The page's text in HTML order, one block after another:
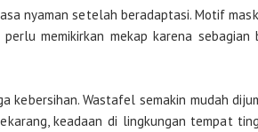
nyaman setelah beradaptasi. Motif
memikirkan mekap karena sebagian
kebersihan. Wastafel semakin mudah
keadaan di lingkungan tempat